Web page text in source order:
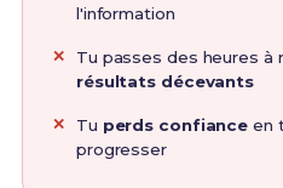
l'information
Tu passes des heures à
résultats décevants
Tu perds confiance en
progresser